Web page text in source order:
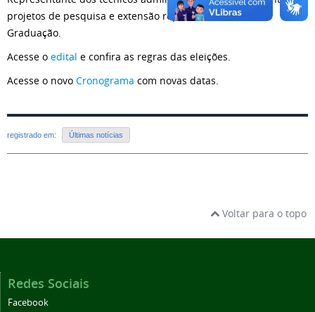
projetos de pesquisa e extensão representante da Pós-
Graduação.
Acesse o edital e confira as regras das eleições.
Acesse o novo Cronograma com novas datas.
registrado em: Últimas notícias
Voltar para o topo
Redes Sociais
Facebook